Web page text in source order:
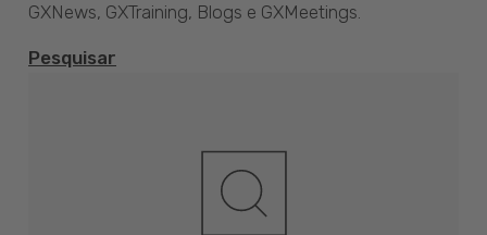
GXNews, GXTraining, Blogs e GXMeetings.
Pesquisar